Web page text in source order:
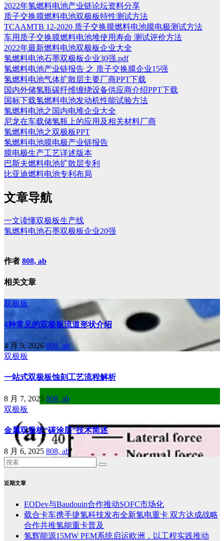
2022年氢燃料电池产业链论坛资料分享
质子交换膜燃料电池双极板特性测试方法
TCAAMTB 12-2020 质子交换膜燃料电池膜电极测试方法
车用质子交换膜燃料电池堆使用寿命 测试评价方法
2022年最新燃料电池双极板企业大全
氢燃料电池石墨双极板企业30强.pdf
氢燃料电池产业链报告 之 质子交换膜企业15强
氢燃料电池气体扩散层主要厂商PPT下载
国内外储氢瓶碳纤维缠绕设备供应商介绍PPT下载
国标下载氢燃料电池发动机性能试验方法
氢燃料电池之国内电堆企业大全
尼龙在车载储氢瓶上的应用及相关材料厂商
氢燃料电池之双极板PPT
氢燃料电池膜电极产业链报告
膜电极生产工艺详述版本
巴斯夫燃料电池扩散层专利
比亚迪燃料电池专利布局
文章导航
一文读懂双极板生产线
氢燃料电池石墨双极板企业20强
作者 808, ab
相关文章
双极板
4种常见的双极板流道形状介绍
4 月 9, 2026 808, ab
双极板
一站式双极板蚀刻工艺流程解析
8 月 7, 2025 808, ab
双极板
金属双极板“碳涂层”技术简述
8 月 6, 2025 808, ab
近期文章
EODev与Baudouin合作推动SOFC市场化
载合卡车携手捷氢科技发布全新氢电重卡 双方达成战略
合作共推氢能重卡普及
氢辉能源15MW PEM系统启运欧洲，以工程实践推动